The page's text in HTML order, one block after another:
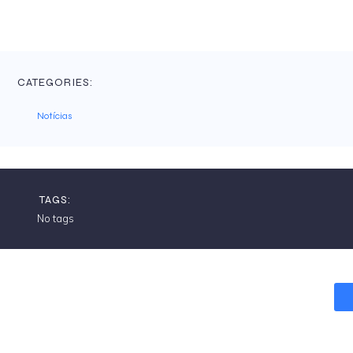
CATEGORIES:
Notícias
TAGS:
No tags